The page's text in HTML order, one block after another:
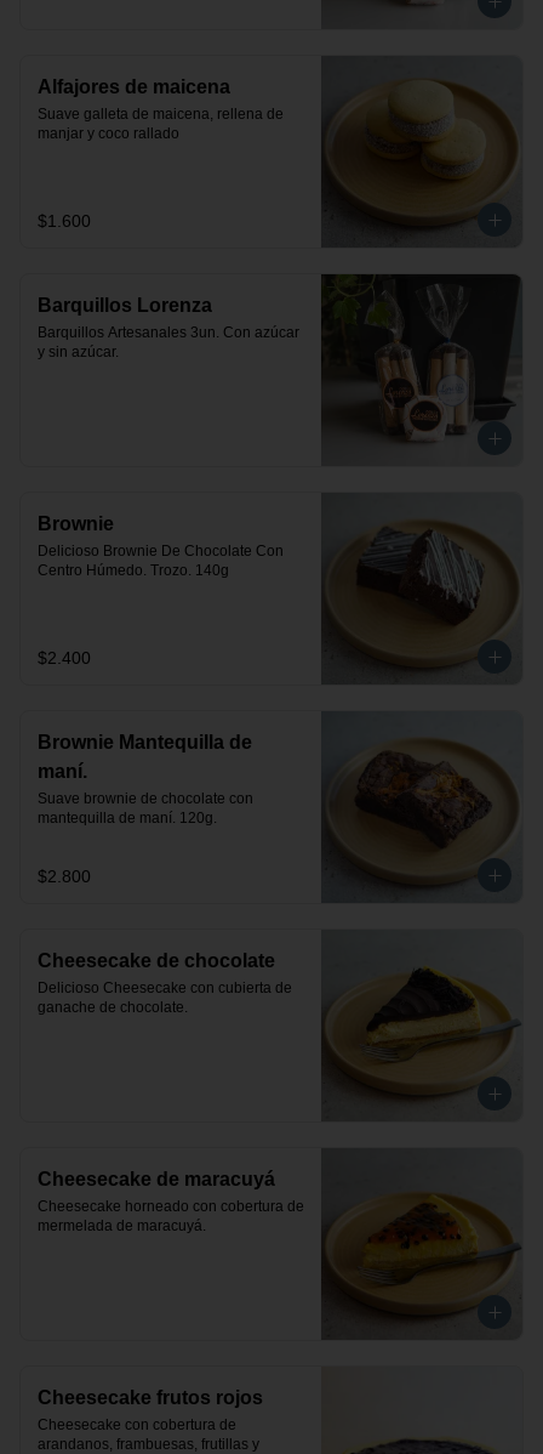
Alfajores de maicena
Suave galleta de maicena, rellena de
manjar y coco rallado
$1.600
Barquillos Lorenza
Barquillos Artesanales 3un. Con azúcar
y sin azúcar.
Brownie
Delicioso Brownie De Chocolate Con
Centro Húmedo. Trozo. 140g
$2.400
Brownie Mantequilla de
maní.
Suave brownie de chocolate con
mantequilla de maní. 120g.
$2.800
Cheesecake de chocolate
Delicioso Cheesecake con cubierta de
ganache de chocolate.
Cheesecake de maracuyá
Cheesecake horneado con cobertura de
mermelada de maracuyá.
Cheesecake frutos rojos
Cheesecake con cobertura de
arandanos, frambuesas, frutillas y